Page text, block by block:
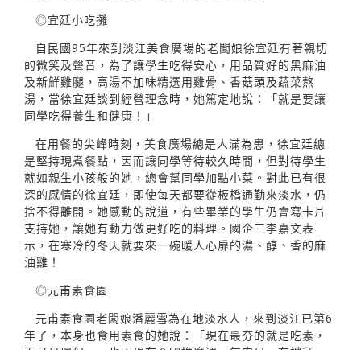
◎宜廷小吃攤
自民國95年來到淡江美食廣場的老闆娘徐宜廷有著親切
的微笑及聲音，為了讓學生吃得安心，用品質好的黑麻油
及新鮮雞腿，高湯不加味精選用雞骨、香菇頭及蔬菜熬
湯，當徐宜廷談到經營理念時，她篤定地說：「就是要讓
同學吃得養生和健康！」
在用餐的尖峰時刻，美食廣場總是人滿為患，徐宜廷總
是堅持現煮餐點，因而讓同學等待較久時間，但對待學生
就如親生小孩般的她，總會幫同學加點小菜。對此已有很
深的感情的徐宜廷，即使每天都要從板橋通勤來淡水，仍
捨不得離開。她感動的說道，有些畢業的學生仍會寫卡片
支持她，讓她有動力做更好吃的料理。國企三李嘉文表
示，在寒冷的冬天就要來一碗暖人心扉的濃、醇、香的麻
油雞！
◎元甫素食園
元甫素食園老闆娘潘麗雪為在地淡水人，來到淡江已第6
年了，本身也食用素食的她說：「現在最夯的就是吃素，